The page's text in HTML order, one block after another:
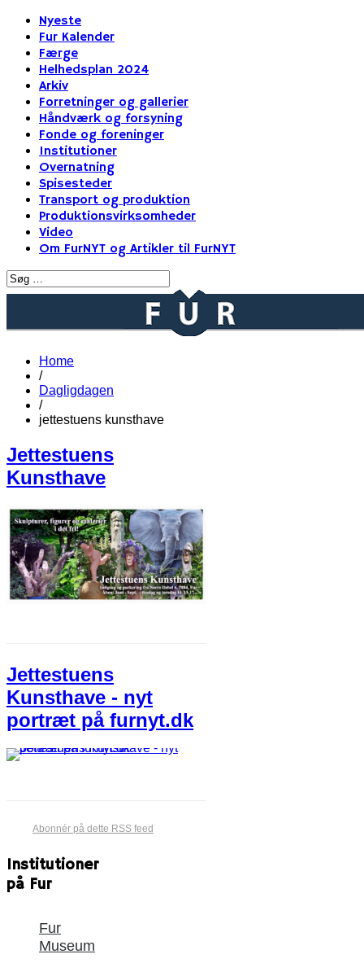
Nyeste
Fur Kalender
Færge
Helhedsplan 2024
Arkiv
Forretninger og gallerier
Håndværk og forsyning
Fonde og foreninger
Institutioner
Overnatning
Spisesteder
Transport og produktion
Produktionsvirksomheder
Video
Om FurNYT og Artikler til FurNYT
Home
/
Dagligdagen
/
jettestuens kunsthave
Jettestuens
Kunsthave
Jettestuens
Kunsthave - nyt
portræt på furnyt.dk
Abonnér på dette RSS feed
Institutioner
på Fur
Fur
Museum